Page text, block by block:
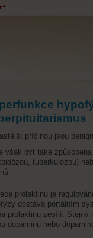
příčinou jsou
však být také
tuberkulózou)
prolaktinu je
dostává portálním
prolaktinu zesílí. Stejný
dopaminu nebo